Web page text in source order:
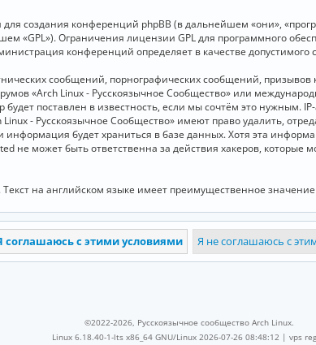
создания конференций phpBB (в дальнейшем «они»,
«GPL»). Ограничения лицензии GPL для программного
конференций определяет в качестве
сообщений, порнографических сообщений,
«Arch Linux - Русскоязычное Сообщество» или
поставлен в известность, если мы сочтём это нужным.
- Русскоязычное Сообщество» имеют право удалить,
информация будет храниться в базе данных. Хотя эта
не может быть ответственна за действия хакеров, которые
на английском языке имеет преимущественное
©2022-2026, Русскоязычное сообщество Arch Linux.
Linux 6.18.40-1-lts x86_64 GNU/Linux 2026-07-26 08:48:12 | vps